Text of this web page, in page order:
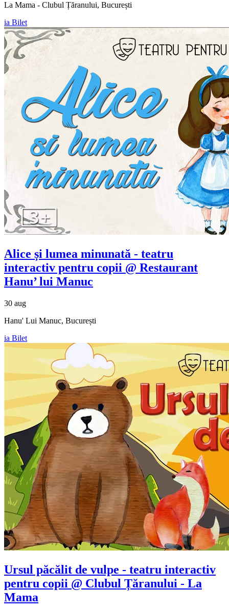
La Mama - Clubul Țăranului, București
ia Bilet
Alice și lumea minunată - teatru
interactiv pentru copii @ Restaurant
Hanu’ lui Manuc
30 aug
Hanu' Lui Manuc, București
ia Bilet
Ursul păcălit de vulpe - teatru interactiv
pentru copii @ Clubul Țăranului - La
Mama